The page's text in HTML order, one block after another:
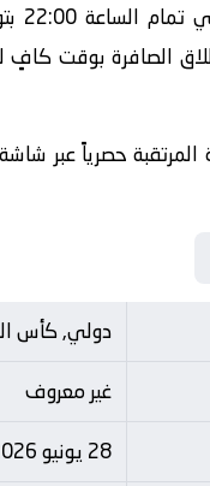
الصافرة بوقت كافٍ
حصرياً عبر
دولي, كأس
غير معروف
28 يونيو 2026